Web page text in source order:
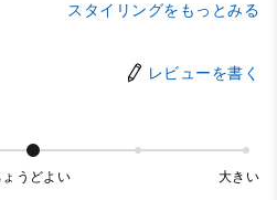
スタイリングをもっとみる
レビューを書く
ょうどよい 大きい